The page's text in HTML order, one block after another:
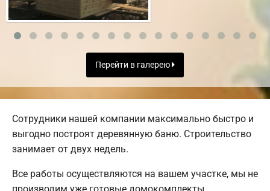
Перейти в галерею
Сотрудники нашей компании максимально быстро и
выгодно построят деревянную баню. Строительство
занимает от двух недель.
Все работы осуществляются на вашем участке, мы не